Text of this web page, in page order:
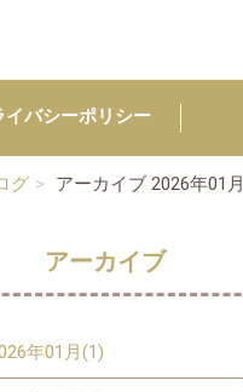
イバシーポリシー
グ アーカイブ 2026年01月
アーカイブ
年01月(1)